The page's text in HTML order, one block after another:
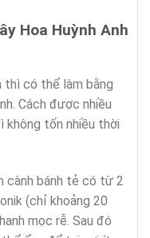
Hoa Huỳnh Anh
thì có thể làm bằng
Cách được nhiều
không tốn nhiều thời
cành bánh tẻ có từ 2
(chỉ khoảng 20
mọc rễ. Sau đó